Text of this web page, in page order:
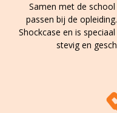
Samen met de
passen bij de
Shockcase en is
stevig en